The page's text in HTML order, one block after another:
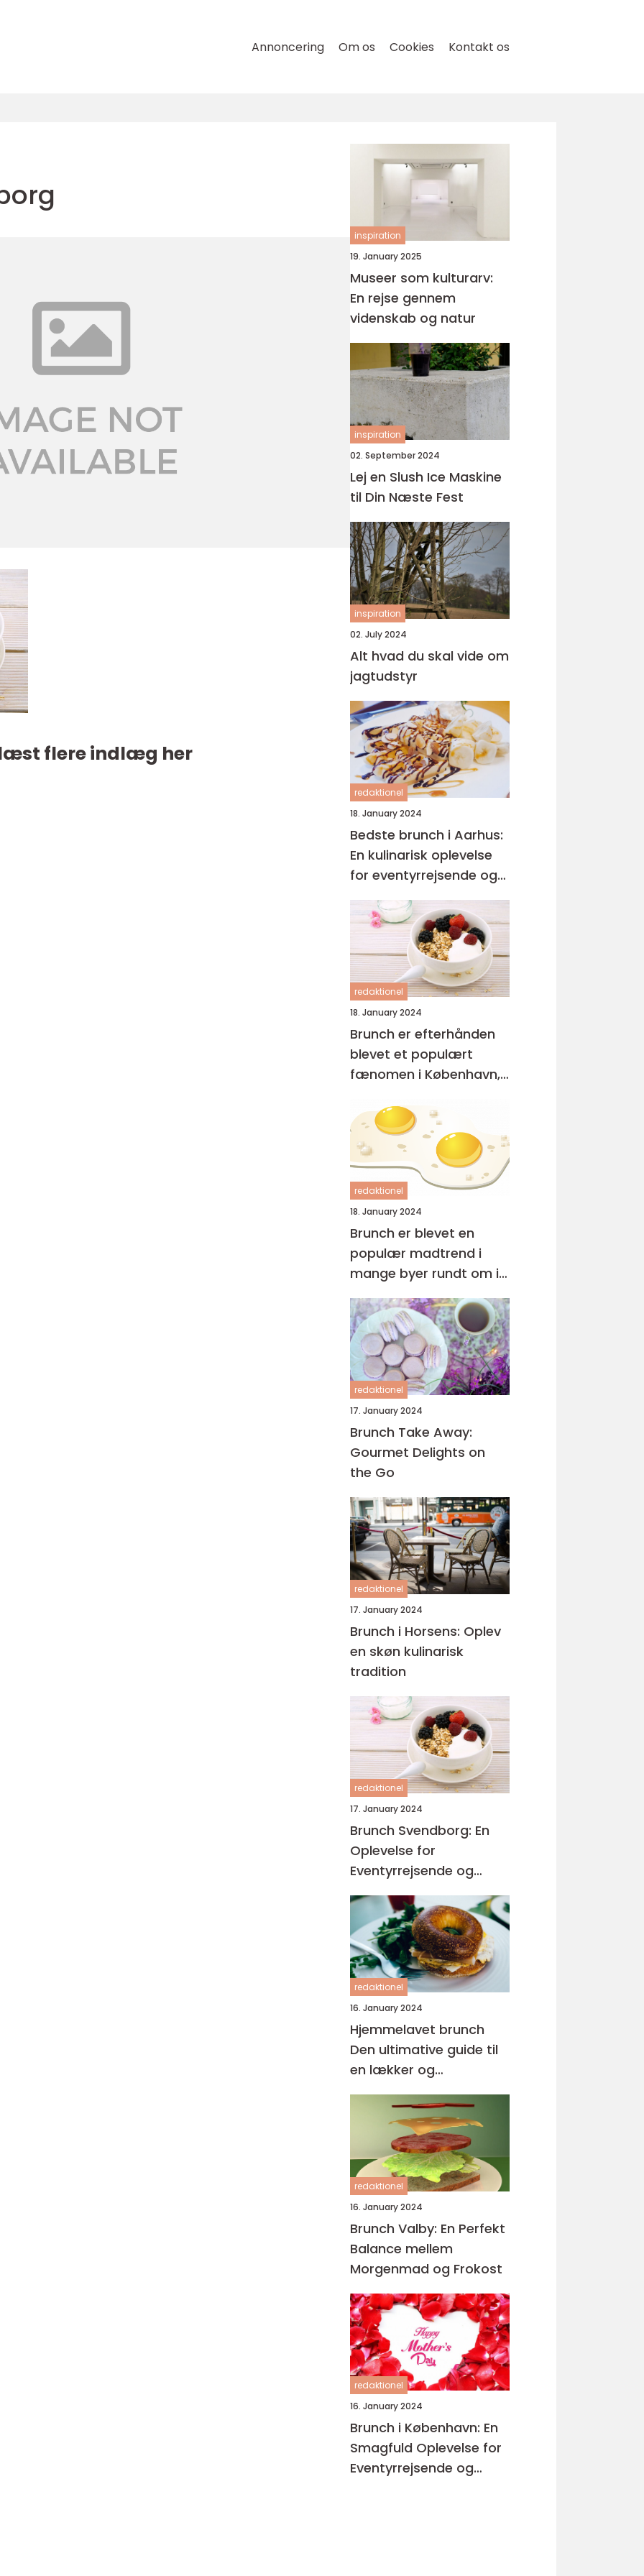
Annoncering Om os Cookies Kontakt os
flere indlæg her
inspiration
19. January 2025
Museer som kulturarv:
En rejse gennem
videnskab og natur
inspiration
02. September 2024
Lej en Slush Ice Maskine
til Din Næste Fest
inspiration
02. July 2024
Alt hvad du skal vide om
jagtudstyr
redaktionel
18. January 2024
Bedste brunch i Aarhus:
En kulinarisk oplevelse
for eventyrrejsende og
backpackere
redaktionel
18. January 2024
Brunch er efterhånden
blevet et populært
fænomen i København,
nyder at starte deres
dag med en lækker og
afslappet måltid
redaktionel
18. January 2024
Brunch er blevet en
populær madtrend i
mange byer rundt om i
verden, og Hillerød er
ingen undtagelse
redaktionel
17. January 2024
Brunch Take Away:
Gourmet Delights on
the Go
redaktionel
17. January 2024
Brunch i Horsens: Oplev
en skøn kulinarisk
tradition
redaktionel
17. January 2024
Brunch Svendborg: En
Oplevelse for
Eventyrrejsende og
Backpackere
redaktionel
16. January 2024
Hjemmelavet brunch
Den ultimative guide til
en lækker og
tilfredsstillende
morgenmadsoplevelse
redaktionel
16. January 2024
Brunch Valby: En Perfekt
Balance mellem
Morgenmad og Frokost
redaktionel
16. January 2024
Brunch i København: En
Smagfuld Oplevelse for
Eventyrrejsende og